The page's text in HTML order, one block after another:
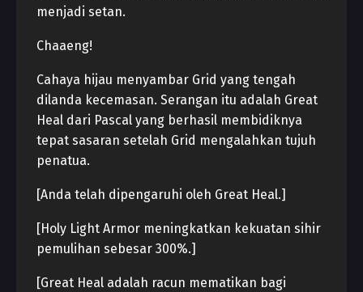
menjadi setan.
Chaaeng!
Cahaya hijau menyambar Grid yang tengah
dilanda kecemasan. Serangan itu adalah Great
Heal dari Pascal yang berhasil membidiknya
tepat sasaran setelah Grid mengalahkan tujuh
penatua.
[Anda telah dipengaruhi oleh Great Heal.]
[Holy Light Armor meningkatkan kekuatan sihir
pemulihan sebesar 300%.]
[Great Heal adalah racun mematikan bagi